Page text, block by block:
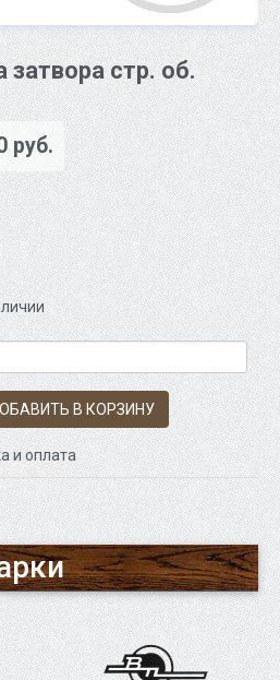
затвора стр. об.
руб.
В КОРЗИНУ
и оплата